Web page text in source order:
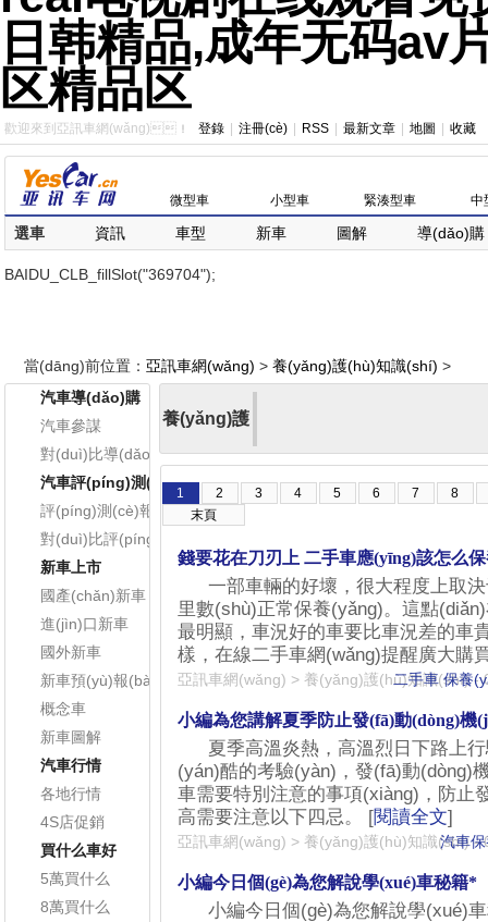
日韩精品,成年无码av
区精品区
歡迎來到亞訊車網(wǎng)！ 登錄 注冊(cè) RSS 最新文章 地圖 收藏
微型車 小型車 緊湊型車 中
選車 資訊 車型 新車 圖解
導(dǎo)購
對(duì)比
口碑
BAIDU_CLB_fillSlot("369704");
當(dāng)前位置： 亞訊車網(wǎng) > 養(yǎng)護(hù)知識(shí) >
汽車導(dǎo)購
汽車參謀
對(duì)比導(dǎo)購
汽車評(píng)測(cè)
評(píng)測(cè)報(bào)告
對(duì)比評(píng)測(cè)
新車上市
國產(chǎn)新車
進(jìn)口新車
國外新車
新車預(yù)報(bào)
概念車
新車圖解
汽車行情
各地行情
4S店促銷
買什么車好
5萬買什么
8萬買什么
養(yǎng)護
(shí)
價(jià)位篩選： 全部 | 5萬以下 | 5-8萬 | 8-12
車型篩選：
全部 微型車 小型車 | 緊湊型車
1 2 3 4 5 6 7
8
末頁
錢要花在刀刃上 二手車應(yīng)該怎么保
一部車輛的好壞，很大程度上
里數(shù)正常保養(yǎng)。這點
最明顯，車況好的車要比車況差的
樣，在線二手車網(wǎng)提醒廣大購
亞訊車網(wǎng) > 養(yǎng)護(hù)知識(shí) -
二手車 保養
小編為您講解夏季防止發(fā)動(dòng)機
夏季高溫炎熱，高溫烈日下路
(yán)酷的考驗(yàn)，發(fā)動
車需要特別注意的事項(xiàng)，防止
高需要注意以下四忌。 [閱讀全文]
亞訊車網(wǎng) > 養(yǎng)護(hù)知識(shí) -
汽車
小編今日個(gè)為您解說學(xué)車秘籍*
小編今日個(gè)為您解說學(xué)